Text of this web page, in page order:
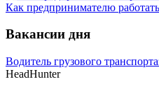
Как предпринимателю
Вакансии дня
Водитель грузового транспорта
HeadHunter